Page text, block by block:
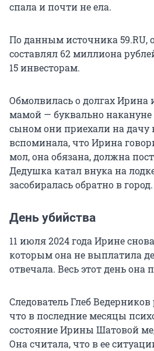
спала и почти не ела.
По данным источника
составлял 62 миллиона
15 инвесторам.
Обмолвилась о долгах Ирина
мамой — буквально накануне
сыном они приехали на дачу
вспоминала, что Ирина
мол, она обязана, должна
Дедушка катал внука на
засобиралась обратно в город.
День убийства
11 июля 2024 года Ирине
которым она не выплатила
отвечала. Весь этот день она
Следователь Глеб Ведерников
что в последние месяцы
состояние Ирины Шатовой
Она считала, что в ее